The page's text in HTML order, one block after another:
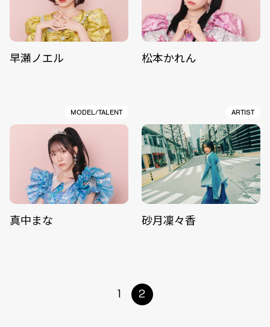
早瀬ノエル 松本かれん
MODEL/TALENT
真中まな
ARTIST
砂月凜々香
1 2